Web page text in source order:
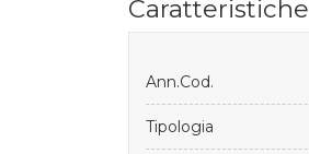
Caratteristiche
Ann.Cod.
Tipologia